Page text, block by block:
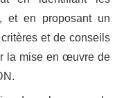
et en proposant un
et de conseils
la mise en œuvre de